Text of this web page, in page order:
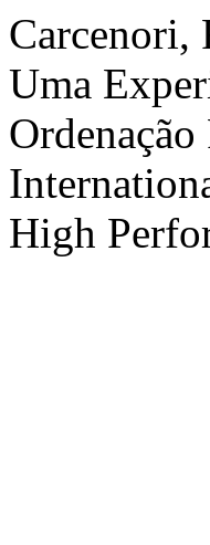
Carcenori,
Uma
High